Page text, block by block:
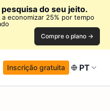
do seu jeito.
economizar 25% por tempo
Compre o plano →
Inscrição gratuita PT